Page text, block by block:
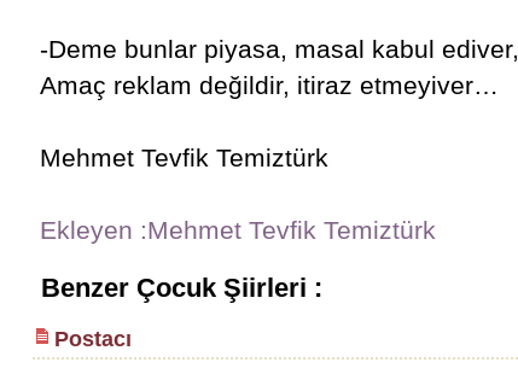
-Deme bunlar piyasa, masal kabul ediver,
Amaç reklam değildir, itiraz etmeyiver…
Mehmet Tevfik Temiztürk
Ekleyen :Mehmet Tevfik Temiztürk
Benzer Çocuk Şiirleri :
Postacı